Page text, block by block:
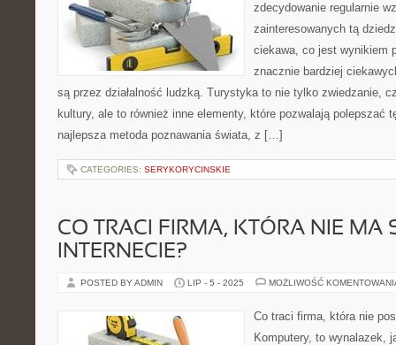
zdecydowanie regularnie
zainteresowanych tą
ciekawa, co jest wynikiem
znacznie bardziej
są przez działalność ludzką. Turystyka to nie tylko zwiedzanie,
kultury, ale to również inne elementy, które pozwalają polepszać
najlepsza metoda poznawania świata, z […]
CATEGORIES: SERYKORYCINSKIE
CO TRACI FIRMA, KTÓRA NIE MA
INTERNECIE?
POSTED BY ADMIN LIP - 5 - 2025 MOŻLIWOŚĆ
Co traci firma, która nie
Komputery, to wynalazek,